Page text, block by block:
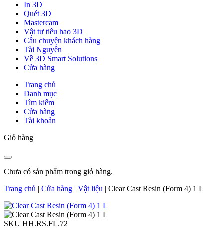
In 3D
Quét 3D
Mastercam
Vật tư tiêu hao 3D
Câu chuyện khách hàng
Tài Nguyên
Về 3D Smart Solutions
Cửa hàng
Trang chủ
Danh mục
Tìm kiếm
Cửa hàng
Tài khoản
Giỏ hàng
Chưa có sản phẩm trong giỏ hàng.
Trang chủ | Cửa hàng | Vật liệu | Clear Cast Resin (Form 4) 1 L
SKU HH.RS.FL.72